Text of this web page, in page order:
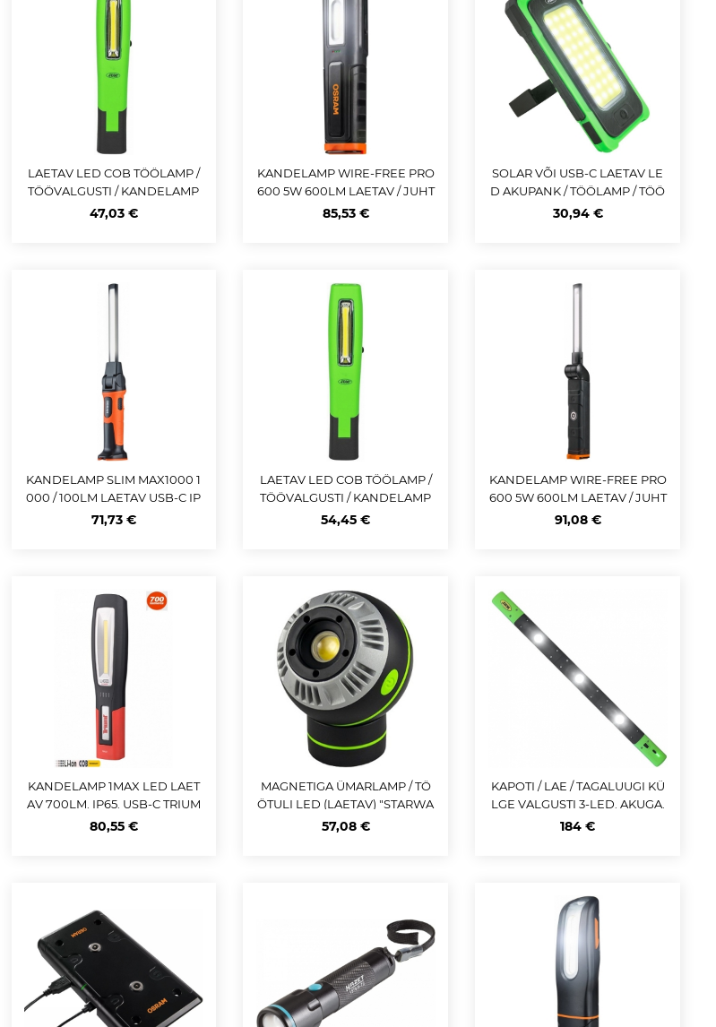
LAETAV LED COB TÖÖLAMP /
TÖÖVALGUSTI / KANDELAMP
"FLEXILED 500" JBM
47,03 €
KANDELAMP WIRE-FREE PRO
600 5W 600LM LAETAV / JUHT
MEVABA+ USB-C IP54 / IK08 O
85,53 €
SOLAR VÕI USB-C LAETAV LE
D AKUPANK / TÖÖLAMP / TÖÖ
VALGUSTI / KANDELAMP SOL
30,94 €
KANDELAMP SLIM MAX1000 1
000 / 100LM LAETAV USB-C IP
65 / IK06 OSRAM
71,73 €
LAETAV LED COB TÖÖLAMP /
TÖÖVALGUSTI / KANDELAMP
"FLEXILED 1000" JBM
54,45 €
KANDELAMP WIRE-FREE PRO
600 5W 600LM LAETAV / JUHT
MEVABA+ USB-C IP54 / IK08 O
91,08 €
KANDELAMP 1MAX LED LAET
AV 700LM. IP65. USB-C TRIUM
F
80,55 €
MAGNETIGA ÜMARLAMP / TÖ
ÖTULI LED (LAETAV) "STARWA
RS D-STAR" 3W / 150LM / 300L
57,08 €
KAPOTI / LAE / TAGALUUGI KÜ
LGE VALGUSTI 3-LED. AKUGA.
117-175CM REGULEERITAV JBM
184 €